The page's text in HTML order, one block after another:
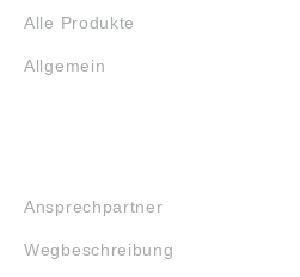
Alle Produkte
Allgemein
Ansprechpartner
Wegbeschreibung